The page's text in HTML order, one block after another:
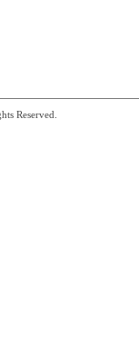
Reserved.